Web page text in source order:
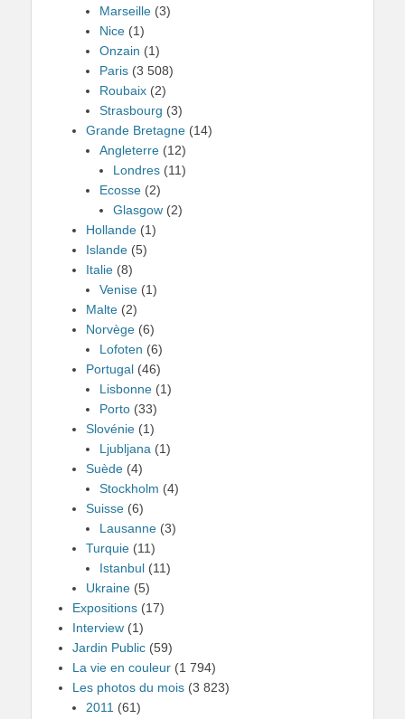
Marseille (3)
Nice (1)
Onzain (1)
Paris (3 508)
Roubaix (2)
Strasbourg (3)
Grande Bretagne (14)
Angleterre (12)
Londres (11)
Ecosse (2)
Glasgow (2)
Hollande (1)
Islande (5)
Italie (8)
Venise (1)
Malte (2)
Norvège (6)
Lofoten (6)
Portugal (46)
Lisbonne (1)
Porto (33)
Slovénie (1)
Ljubljana (1)
Suède (4)
Stockholm (4)
Suisse (6)
Lausanne (3)
Turquie (11)
Istanbul (11)
Ukraine (5)
Expositions (17)
Interview (1)
Jardin Public (59)
La vie en couleur (1 794)
Les photos du mois (3 823)
2011 (61)